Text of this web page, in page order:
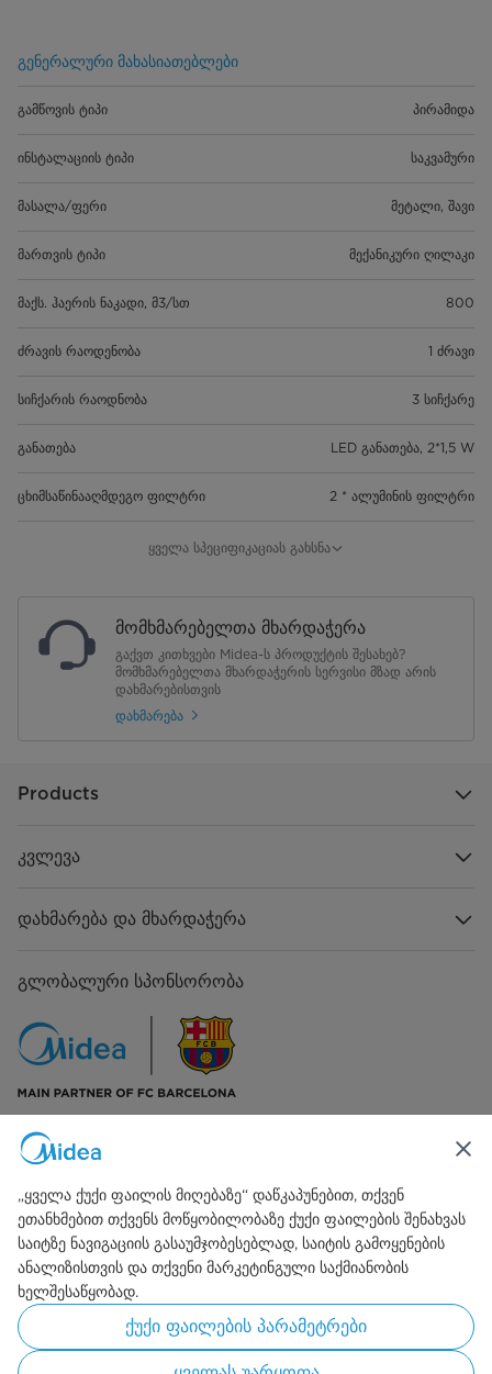
გენერალური მახასიათებლები
გამწოვის ტიპი პირამიდა
ინსტალაციის ტიპი საკვამური
მასალა/ფერი მეტალი, შავი
მართვის ტიპი მექანიკური ღილაკი
მაქს. ჰაერის ნაკადი, მ3/სთ 800
ძრავის რაოდენობა 1 ძრავი
სიჩქარის რაოდნობა 3 სიჩქარე
განათება LED განათება, 2*1,5 W
ცხიმსაწინააღმდეგო ფილტრი 2 * ალუმინის ფილტრი
ტელესკოპური საკვამური
ხმაურის დონე, db (მაქს) - მაქს.
ძრავის სიმძლავრე, W
გარე დიამეტრი, მმ
კაბელის სიგრძე, მმ 1850mm
(სიგრძე*სიგანე*სიმაღლე), მმ
შეფუთვის ზომა
(სიგრძე*სიგანე*სიმაღლე), მმ
სიგანე, სმ
ნეტ წონა, კგ 9.1
გროს წონა, კგ
ყველა სპეციფიკაციას გახსნა
მომხმარებელთა მხარდაჭერა
გაქვთ კითხვები Midea-ს პროდუქტის შესახებ?
მომხმარებელთა მხარდაჭერის სერვისი მზად არის
დახმარებისთვის
დახმარება
Products
კვლევა
დახმარება და მხარდაჭერა
გლობალური სპონსორობა
დაკავშირება ჩვენთან
Copyright 2026 Copyright Midea. ყველა უფლება დაცულია.
„ყველა ქუქი ფაილის მიღებაზე“ დაწკაპუნებით, თქვენ
ეთანხმებით თქვენს მოწყობილობაზე ქუქი ფაილების შენახვას
საიტზე ნავიგაციის გასაუმჯობესებლად, საიტის გამოყენების
ანალიზისთვის და თქვენი მარკეტინგული საქმიანობის
ხელშესაწყობად.
ქუქი ფაილების პარამეტრები